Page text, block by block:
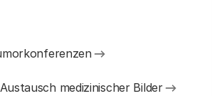
medizinischer Bilder